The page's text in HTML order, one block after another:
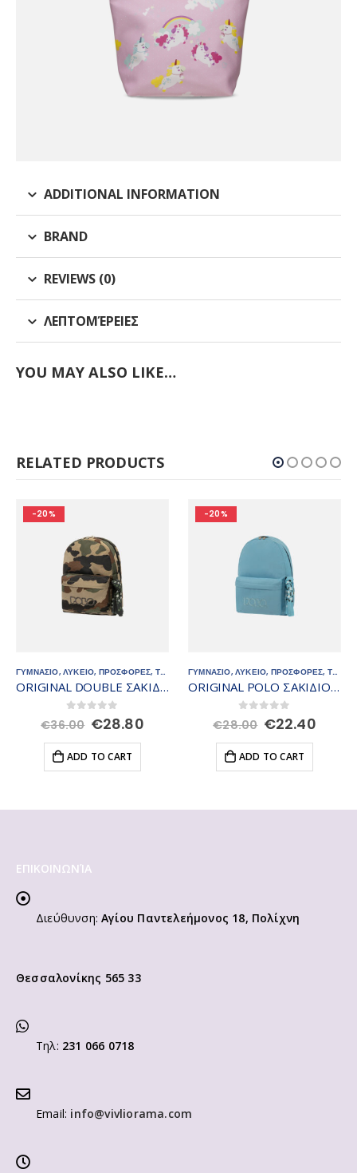
ADDITIONAL INFORMATION
BRAND
REVIEWS (0)
ΛΕΠΤΟΜΈΡΕΙΕΣ
YOU MAY ALSO LIKE…
RELATED PRODUCTS
-20%
ΓΥΜΝΑΣΙΟ,ΛΥΚΕΙΟ,ΠΡΟΣΦΟΡΕΣ,ΤΣΑΝΤΕΣ - ΣΑΚΙΔΙΑ
ORIGINAL POLO ΣΑΚΙΔΙΟ 901135-5300
out of 5
€28.00 Original
price
was:
€28.00.
€22.40
ADD TO CART
-20%
ΓΥΜΝΑΣΙΟ,ΛΥΚΕΙΟ,ΠΡΟΣΦΟΡΕΣ,ΤΣΑΝΤΕΣ - ΣΑΚΙΔΙΑ
JEAN ORIGINAL DOUBLE ΣΑΚΙΔΙΟ 901235-5500
out of 5
€36.00 Original
price
was:
€36.00.
€28.80
ADD TO CART
ΕΠΙΚΟΙΝΩΝΊΑ
Διεύθυνση: Αγίου Παντελεήμονος 18, Πολίχνη
Θεσσαλονίκης 565 33
Τηλ: 231 066 0718
Email: info@vivliorama.com